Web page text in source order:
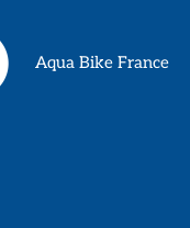
Aqua Bike France